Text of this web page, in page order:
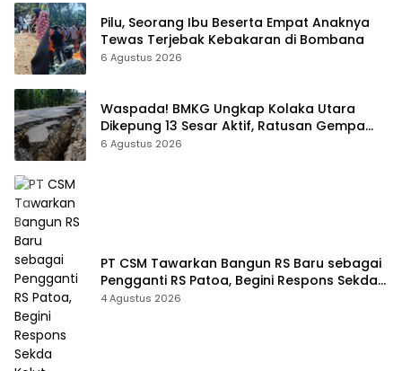
Pilu, Seorang Ibu Beserta Empat Anaknya
Tewas Terjebak Kebakaran di Bombana
6 Agustus 2026
Waspada! BMKG Ungkap Kolaka Utara
Dikepung 13 Sesar Aktif, Ratusan Gempa
Sudah Terekam
6 Agustus 2026
PT CSM Tawarkan Bangun RS Baru sebagai
Pengganti RS Patoa, Begini Respons Sekda
Kolut
4 Agustus 2026